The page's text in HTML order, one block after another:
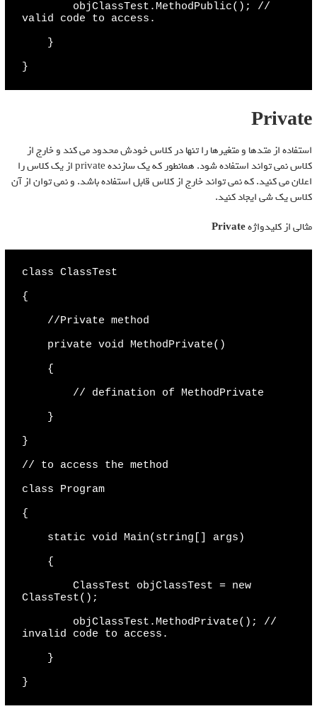
objClassTest.MethodPublic(); //
valid code to access.
}
}
Private
استفاده از متدها و متغیرها را تنها در کلاس خودش محدود می کند و خارج از
کلاس نمی تواند استفاده شود. همانطور که یک سازنده private از یک کلاس را
اعلان می کنید. که نمی تواند خارج از کلاس قابل استفاده باشد. و نمی توان از آن
کلاس یک شی ایجاد کنید.
مثالی از کلیدواژهPrivate
class ClassTest
{
//Private method
private void MethodPrivate()
{
// defination of MethodPrivate
}
}
// to access the method
class Program
{
static void Main(string[] args)
{
ClassTest objClassTest = new
ClassTest();
objClassTest.MethodPrivate(); //
invalid code to access.
}
}